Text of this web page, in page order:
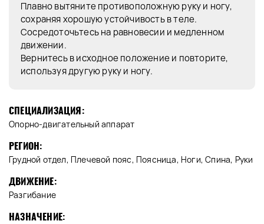
Плавно вытяните противоположную руку и ногу,
сохраняя хорошую устойчивость в теле.
Сосредоточьтесь на равновесии и медленном
движении.
Вернитесь в исходное положение и повторите,
используя другую руку и ногу.
СПЕЦИАЛИЗАЦИЯ:
Опорно-двигательный аппарат
РЕГИОН:
Грудной отдел, Плечевой пояс, Поясница, Ноги, Спина, Руки
ДВИЖЕНИЕ:
Разгибание
НАЗНАЧЕНИЕ: